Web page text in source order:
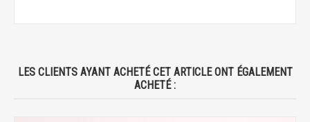
LES CLIENTS AYANT ACHETÉ CET ARTICLE ONT ÉGALEMENT
ACHETÉ :